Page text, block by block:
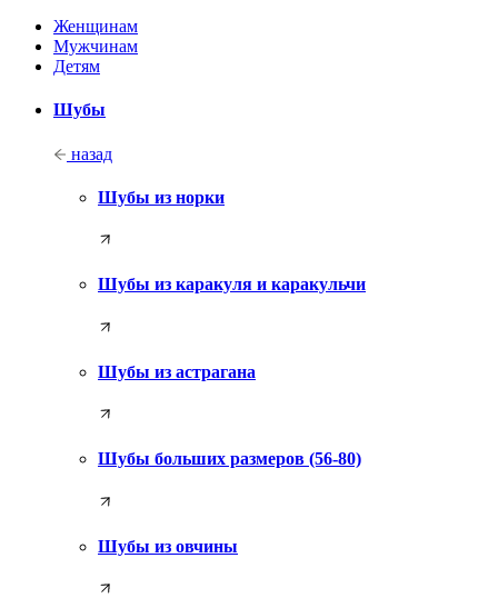
Женщинам
Мужчинам
Детям
Шубы
назад
Шубы из норки
Шубы из каракуля и каракульчи
Шубы из астрагана
Шубы больших размеров (56-80)
Шубы из овчины